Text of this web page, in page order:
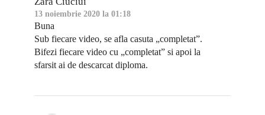
13 noiembrie 2020 la 01:18
Buna
Sub fiecare video, se afla casuta „completat”.
Bifezi fiecare video cu „completat” si apoi la
sfarsit ai de descarcat diploma.